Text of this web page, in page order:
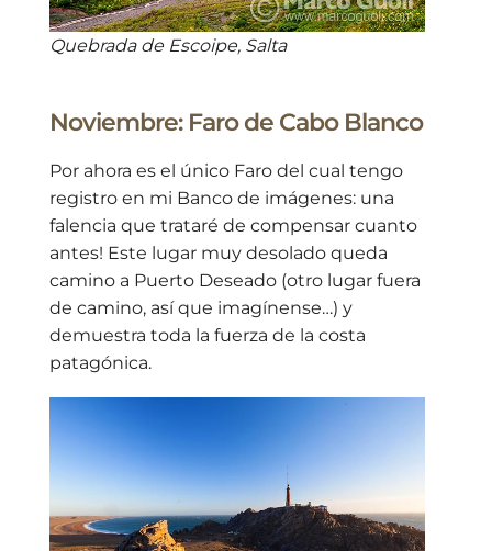
Quebrada de Escoipe, Salta
Noviembre: Faro de Cabo Blanco
Por ahora es el único Faro del cual tengo
registro en mi Banco de imágenes: una
falencia que trataré de compensar cuanto
antes! Este lugar muy desolado queda
camino a Puerto Deseado (otro lugar fuera
de camino, así que imagínense…) y
demuestra toda la fuerza de la costa
patagónica.